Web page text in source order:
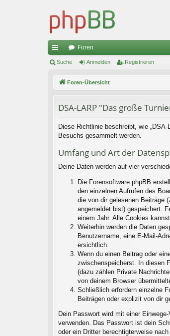
ch
Foren
Suche Anmelden Registrieren
Foren-Übersicht
DSA-LARP "Das große
Diese Richtlinie beschreibt, wie „DSA-
Besuchs gesammelt werden.
Umfang und Art der
Deine Daten werden auf vier
Die Forensoftware phpBB
den einzelnen Aufrufen des
die von dir gelesenen Beiträge
angemeldet bist) gespeichert.
einem Jahr. Alle Cookies
Weiterhin werden die Daten
Benutzername, eine E-Mail-
ersichtlich.
Wenn du einen Beitrag oder
zwischenspeicherst. In diesen
(dazu zählen Private
von deinem Browser
Schließlich erfordern einzelne
Beiträgen oder explizit von dir
Dein Passwort wird mit einer
verwenden. Das Passwort ist dein
oder ein Dritter berechtigterweise